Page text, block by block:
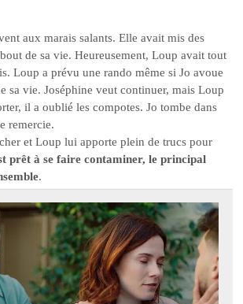
aux marais salants. Elle avait mis des
de sa vie. Heureusement, Loup avait tout
Loup a prévu une rando même si Jo avoue
sa vie. Joséphine veut continuer, mais Loup
il a oublié les compotes. Jo tombe dans
remercie.
et Loup lui apporte plein de trucs pour
prêt à se faire contaminer, le principal
.